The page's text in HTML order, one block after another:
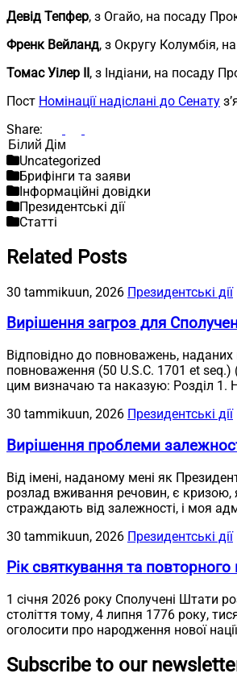
Девід Тепфер, з Огайо, на посаду
Френк Вейланд, з Округу Колумбія,
Томас Уілер II, з Індіани, на посаду
Пост Номінації надіслані до Сенату
Share:
Пошук
Uncategorized
Брифінги та заяви
Інформаційні довідки
Президентські дії
Статті
Related Posts
30 tammikuun, 2026 Президентські дії
Вирішення загроз для
Відповідно до повноважень,
повноваження (50 U.S.C. 1701 et seq.)
цим визначаю та наказую: Розділ 1.
30 tammikuun, 2026 Президентські дії
Вирішення проблеми
Від імені, наданому мені як
розлад вживання речовин, є кризою,
страждають від залежності, і моя
30 tammikuun, 2026 Президентські дії
Рік святкування та
1 січня 2026 року Сполучені Штати
століття тому, 4 липня 1776 року,
оголосити про народження нової
Subscribe to our